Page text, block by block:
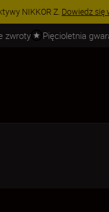
swój zestaw już dzisiaj!KUP
zwroty Pięcioletnia